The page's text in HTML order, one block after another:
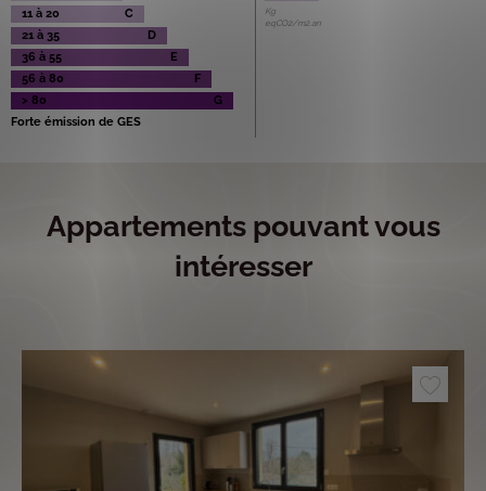
11 à 20
C
21 à 35
D
36 à 55
E
56 à 80
F
> 80
G
Forte émission de GES
Kg
eqCO2/m2.an
Appartements pouvant vous
intéresser